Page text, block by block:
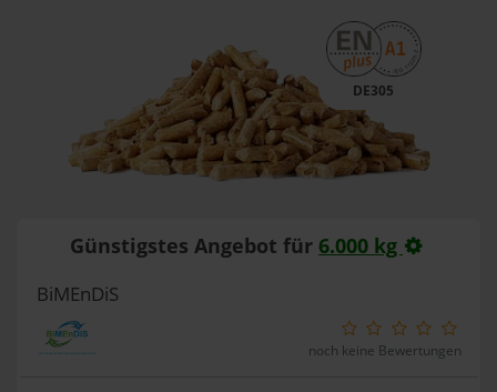
DE305
Günstigstes Angebot für 6.000 kg
BiMEnDiS
noch keine Bewertungen